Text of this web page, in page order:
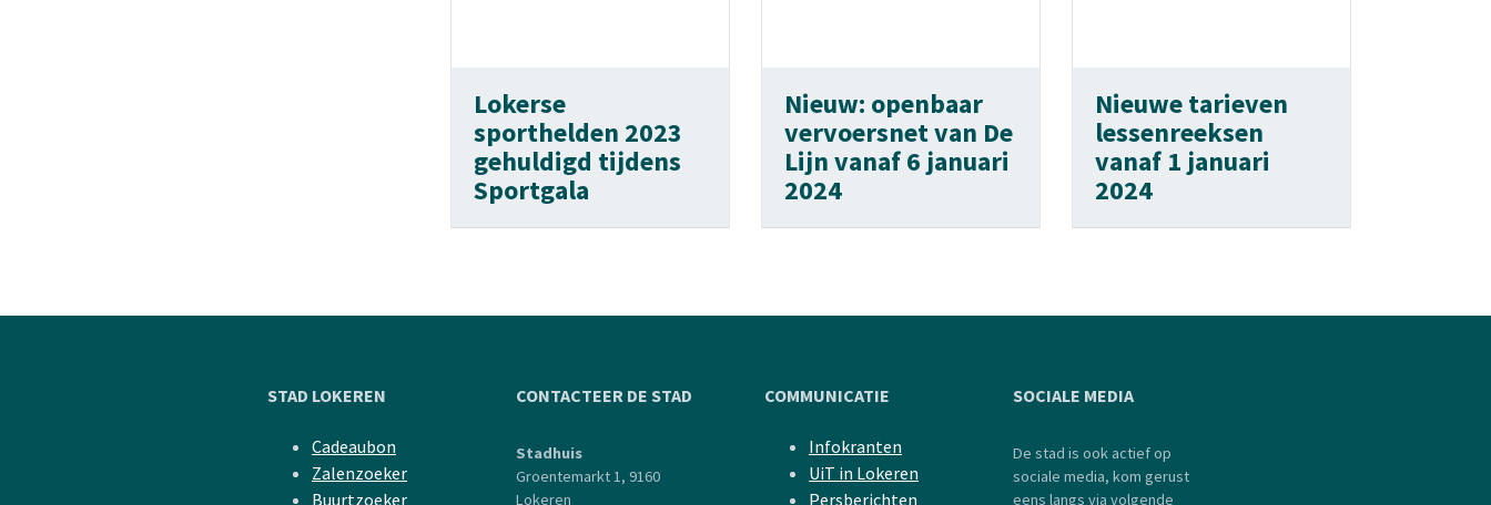
Lokerse
sporthelden 2023
gehuldigd tijdens
Sportgala
Nieuw: openbaar
vervoersnet van De
Lijn vanaf 6 januari
2024
Nieuwe tarieven
lessenreeksen
vanaf 1 januari
2024
STAD LOKEREN
Cadeaubon
Zalenzoeker
Buurtzoeker
CONTACTEER DE STAD
Stadhuis
Groentemarkt 1, 9160
Lokeren
COMMUNICATIE
Infokranten
UiT in Lokeren
Persberichten
SOCIALE MEDIA
De stad is ook actief op
sociale media, kom gerust
eens langs via volgende